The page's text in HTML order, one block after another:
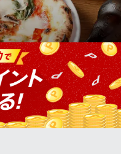
1F
㎝の自家製生地を
てます！ テイクアウトも
をいただく場合がございま
い。